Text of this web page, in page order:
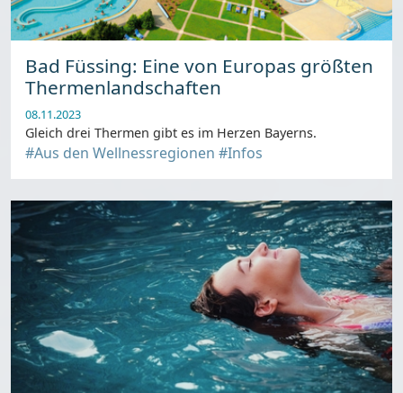
Bad Füssing: Eine von Europas größten
Thermenlandschaften
08.11.2023
Gleich drei Thermen gibt es im Herzen Bayerns.
#Aus den Wellnessregionen #Infos